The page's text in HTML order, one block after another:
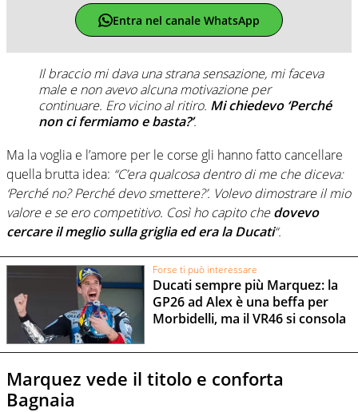
Entra nel canale WhatsApp
Il braccio mi dava una strana sensazione, mi faceva
male e non avevo alcuna motivazione per
continuare. Ero vicino al ritiro. Mi chiedevo ‘Perché
non ci fermiamo e basta?’.
Ma la voglia e l’amore per le corse gli hanno fatto cancellare
quella brutta idea: “C’era qualcosa dentro di me che diceva:
‘Perché no? Perché devo smettere?’. Volevo dimostrare il mio
valore e se ero competitivo. Così ho capito chedovevo
cercare il meglio sulla griglia ed era la Ducati“.
Forse ti può interessare
Ducati sempre più Marquez: la
GP26 ad Alex è una beffa per
Morbidelli, ma il VR46 si consola
Marquez vede il titolo e conforta
Bagnaia